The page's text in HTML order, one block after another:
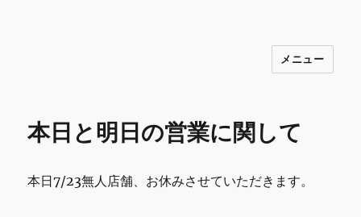
INNOCENCE ～日常に彩りを～ フ
物 etc販売 江戸川区瑞江
メニュー
本日と明日の営業に関して
本日7/23無人店舗、お休みさせていただきます。